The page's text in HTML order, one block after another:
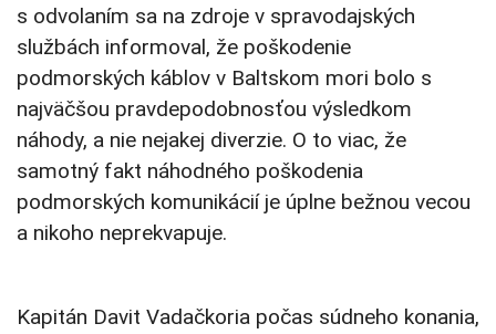
s odvolaním sa na zdroje v spravodajských
službách informoval, že poškodenie
podmorských káblov v Baltskom mori bolo s
najväčšou pravdepodobnosťou výsledkom
náhody, a nie nejakej diverzie. O to viac, že
samotný fakt náhodného poškodenia
podmorských komunikácií je úplne bežnou vecou
a nikoho neprekvapuje.
Kapitán Davit Vadačkoria počas súdneho konania,